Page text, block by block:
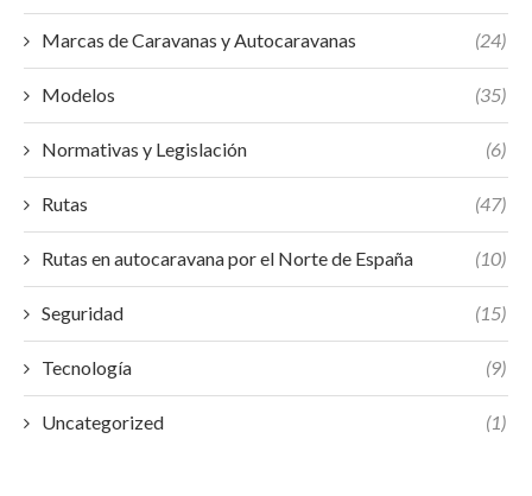
Marcas de Caravanas y Autocaravanas (24)
Modelos (35)
Normativas y Legislación (6)
Rutas (47)
Rutas en autocaravana por el Norte de España (10)
Seguridad (15)
Tecnología (9)
Uncategorized (1)